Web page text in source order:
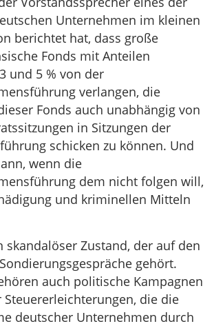
Unternehmen im kleinen
berichtet hat, dass große
Fonds mit Anteilen
und 5 % von der
verlangen, die
Fonds auch unabhängig von
in Sitzungen der
schicken zu können. Und
wenn die
dem nicht folgen will,
und kriminellen Mitteln
skandalöser Zustand, der auf den
gehört.
auch politische Kampagnen
Steuererleichterungen, die die
deutscher Unternehmen durch